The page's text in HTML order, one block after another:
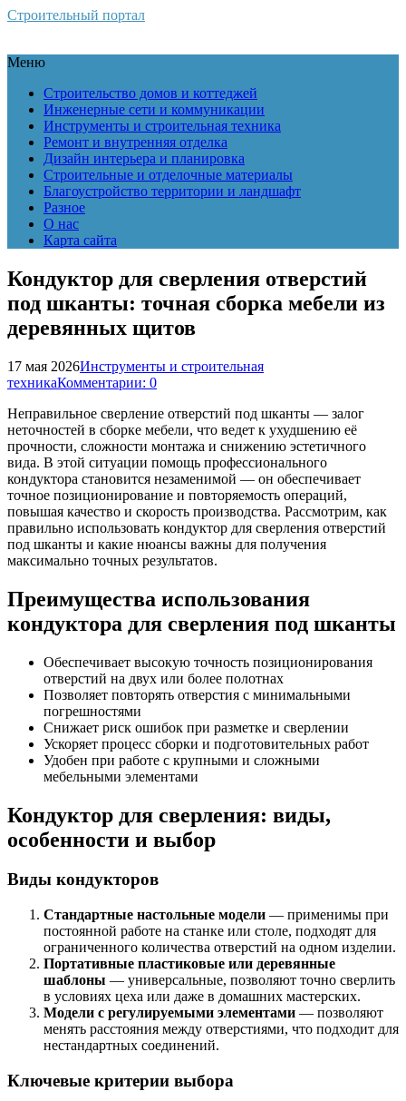
Строительный портал
Меню
Строительство домов и коттеджей
Инженерные сети и коммуникации
Инструменты и строительная техника
Ремонт и внутренняя отделка
Дизайн интерьера и планировка
Строительные и отделочные материалы
Благоустройство территории и ландшафт
Разное
О нас
Карта сайта
Кондуктор для сверления отверстий
под шканты: точная сборка мебели из
деревянных щитов
17 мая 2026Инструменты и строительная
техникаКомментарии: 0
Неправильное сверление отверстий под шканты — залог
неточностей в сборке мебели, что ведет к ухудшению её
прочности, сложности монтажа и снижению эстетичного
вида. В этой ситуации помощь профессионального
кондуктора становится незаменимой — он обеспечивает
точное позиционирование и повторяемость операций,
повышая качество и скорость производства. Рассмотрим, как
правильно использовать кондуктор для сверления отверстий
под шканты и какие нюансы важны для получения
максимально точных результатов.
Преимущества использования
кондуктора для сверления под шканты
Обеспечивает высокую точность позиционирования
отверстий на двух или более полотнах
Позволяет повторять отверстия с минимальными
погрешностями
Снижает риск ошибок при разметке и сверлении
Ускоряет процесс сборки и подготовительных работ
Удобен при работе с крупными и сложными
мебельными элементами
Кондуктор для сверления: виды,
особенности и выбор
Виды кондукторов
Стандартные настольные модели — применимы при
постоянной работе на станке или столе, подходят для
ограниченного количества отверстий на одном изделии.
Портативные пластиковые или деревянные
шаблоны — универсальные, позволяют точно сверлить
в условиях цеха или даже в домашних мастерских.
Модели с регулируемыми элементами — позволяют
менять расстояния между отверстиями, что подходит для
нестандартных соединений.
Ключевые критерии выбора